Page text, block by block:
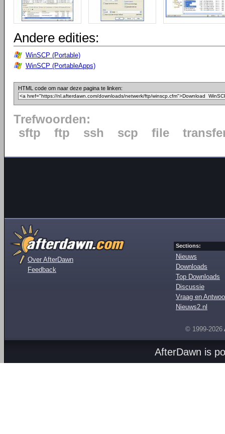
Andere edities:
WinSCP (Portable)
WinSCP (PortableApps)
HTML code om naar deze pagina te linken:
Trefwoorden:
sftp
ftp ssh scp file
Over AfterDawn
Feedback
Sections:
Nieuws
Downloads
Top Downloads
Discussie
Vraag en
Nieuws2.nl
© 1999-2026
AfterDawn is